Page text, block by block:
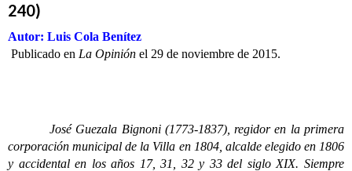
240)
Autor: Luis Cola Benítez
Publicado en La Opinión el 29 de noviembre de 2015.
José Guezala Bignoni (1773-1837), regidor en la primera
corporación municipal de la Villa en 1804, alcalde elegido en 1806
y accidental en los años 17, 31, 32 y 33 del siglo XIX. Siempre